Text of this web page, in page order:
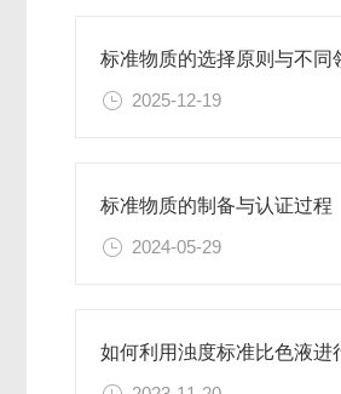
2025-12-19
标准物质的制备与认证过程
2024-05-29